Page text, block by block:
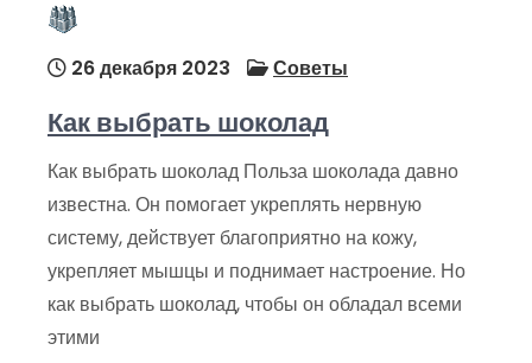
26 декабря 2023 Советы
Как выбрать шоколад
Как выбрать шоколад Польза шоколада давно
известна. Он помогает укреплять нервную
систему, действует благоприятно на кожу,
укрепляет мышцы и поднимает настроение. Но
как выбрать шоколад, чтобы он обладал всеми
этими